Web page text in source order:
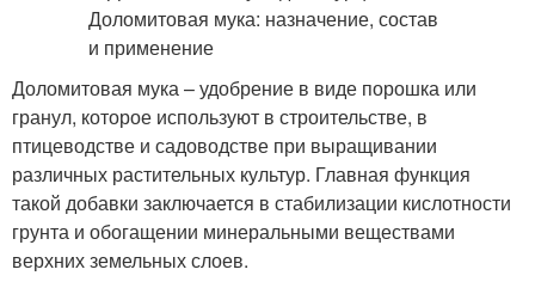
Доломитовая мука – удобрение в виде порошка или
гранул, которое используют в строительстве, в
птицеводстве и садоводстве при выращивании
различных растительных культур. Главная функция
такой добавки заключается в стабилизации кислотности
грунта и обогащении минеральными веществами
верхних земельных слоев.